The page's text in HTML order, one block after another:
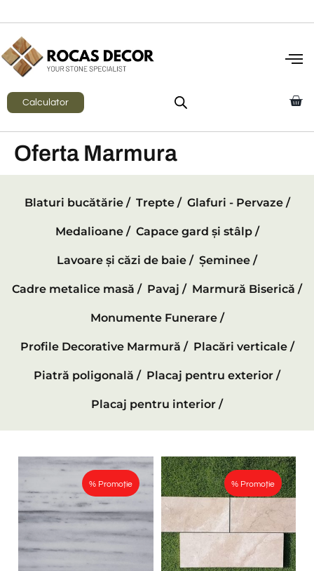
Calculator
Oferta Marmura
Blaturi bucătărie / Trepte / Glafuri - Pervaze /
Medalioane / Capace gard și stâlp /
Lavoare și căzi de baie / Șeminee /
Cadre metalice masă / Pavaj / Marmură Biserică /
Monumente Funerare /
Profile Decorative Marmură / Placări verticale /
Piatră poligonală / Placaj pentru exterior /
Placaj pentru interior /
% Promoție % Promoție